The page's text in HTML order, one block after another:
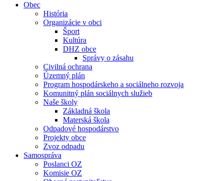
Obec
História
Organizácie v obci
Šport
Kultúra
DHZ obce
Správy o zásahu
Civilná ochrana
Územný plán
Program hospodárskeho a sociálneho rozvoja
Komunitný plán sociálnych služieb
Naše školy
Základná škola
Materská škola
Odpadové hospodárstvo
Projekty obce
Zvoz odpadu
Samospráva
Poslanci OZ
Komisie OZ